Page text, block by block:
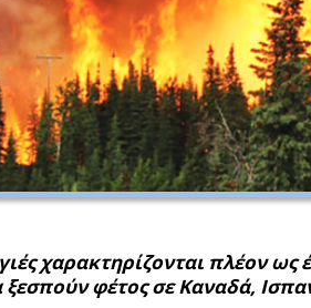
χαρακτηρίζονται πλέον
ξεσπούν φέτος σε Καναδά,